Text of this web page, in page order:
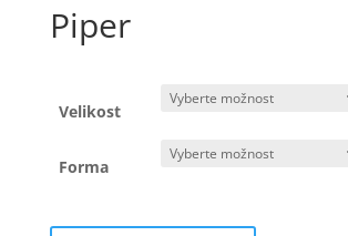
Piper
Velikost
Forma